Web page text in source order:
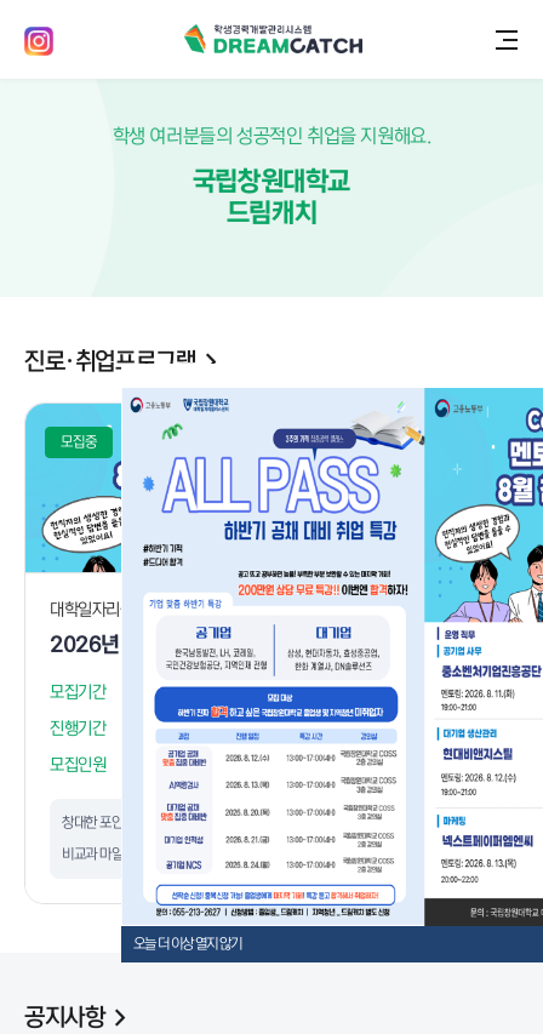
학생 여러분들의 성공적인 취업을 지원해요.
국립창원대학교
드림캐치
진로·취업프로그램
모집중 다회차
대학일자리플러스센터
2026년 졸업생 특화 프로그램 사업 「Career-Up 멘토링 스터디」 8월 직무 멘토링 모집 (중소벤처기업진흥공단 사무, 현대비앤지스틸 생산관리, 마케팅/비대면진행)
모집기간
26.07.20 ~ 26.08.12
진행기간
26.08.11 ~ 26.08.13
모집인원
21 / 8 (선착순 선발)
창대한 포인트
0
비교과 마일리지
0
모집중
대학일자리플
모집기간
진행기간
모집인원
창대한 포인트
공지사항
오늘 더 이상 열지 않기